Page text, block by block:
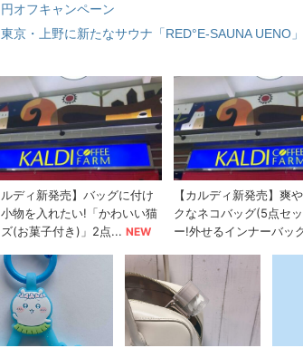
円オフキャンペーン
東京・上野に新たなサウナ「RED°E-SAUNA UENO